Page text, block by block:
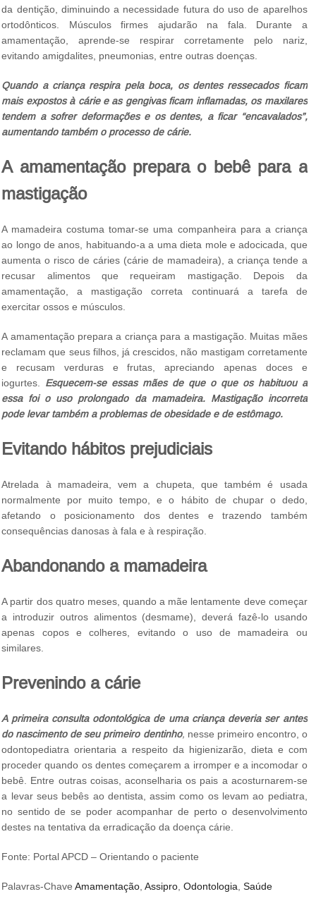
da dentição, diminuindo a necessidade futura do uso de aparelhos
ortodônticos. Músculos firmes ajudarão na fala. Durante a
amamentação, aprende-se respirar corretamente pelo nariz,
evitando amigdalites, pneumonias, entre outras doenças.
Quando a criança respira pela boca, os dentes ressecados ficam
mais expostos à cárie e as gengivas ficam inflamadas, os maxilares
tendem a sofrer deformações e os dentes, a ficar “encavalados”,
aumentando também o processo de cárie.
A amamentação prepara o bebê para a
mastigação
A mamadeira costuma tomar-se uma companheira para a criança
ao longo de anos, habituando-a a uma dieta mole e adocicada, que
aumenta o risco de cáries (cárie de mamadeira), a criança tende a
recusar alimentos que requeiram mastigação. Depois da
amamentação, a mastigação correta continuará a tarefa de
exercitar ossos e músculos.
A amamentação prepara a criança para a mastigação. Muitas mães
reclamam que seus filhos, já crescidos, não mastigam corretamente
e recusam verduras e frutas, apreciando apenas doces e
iogurtes. Esquecem-se essas mães de que o que os habituou a
essa foi o uso prolongado da mamadeira. Mastigação incorreta
pode levar também a problemas de obesidade e de estômago.
Evitando hábitos prejudiciais
Atrelada à mamadeira, vem a chupeta, que também é usada
normalmente por muito tempo, e o hábito de chupar o dedo,
afetando o posicionamento dos dentes e trazendo também
consequências danosas à fala e à respiração.
Abandonando a mamadeira
A partir dos quatro meses, quando a mãe lentamente deve começar
a introduzir outros alimentos (desmame), deverá fazê-lo usando
apenas copos e colheres, evitando o uso de mamadeira ou
similares.
Prevenindo a cárie
A primeira consulta odontológica de uma criança deveria ser antes
do nascimento de seu primeiro dentinho, nesse primeiro encontro, o
odontopediatra orientaria a respeito da higienizarão, dieta e com
proceder quando os dentes começarem a irromper e a incomodar o
bebê. Entre outras coisas, aconselharia os pais a acosturnarem-se
a levar seus bebês ao dentista, assim como os levam ao pediatra,
no sentido de se poder acompanhar de perto o desenvolvimento
destes na tentativa da erradicação da doença cárie.
Fonte: Portal APCD – Orientando o paciente
Palavras-ChaveAmamentação ,Assipro ,Odontologia ,Saúde